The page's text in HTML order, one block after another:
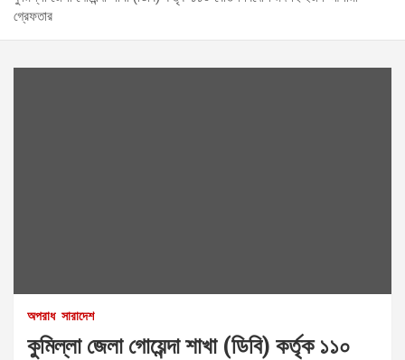
গ্রেফতার
অপরাধ সারাদেশ
কুমিল্লা জেলা গোয়েন্দা শাখা (ডিবি) কর্তৃক ১১০